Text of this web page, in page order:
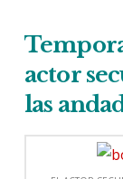
actor
las